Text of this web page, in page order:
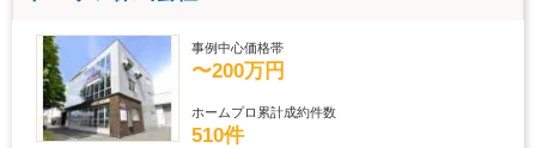
事例中心価格帯
〜200万円
ホームプロ累計成約件数
510件